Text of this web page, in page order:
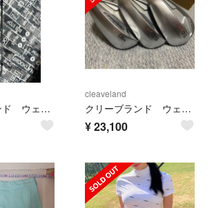
クリーブランド ウェッジ60°
cleaveland
クリーブランド ウェッジ CFX 48.52.56
¥23,100